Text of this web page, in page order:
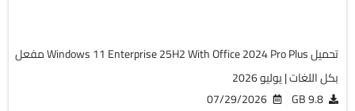
تحميل Windows 11 Enterprise 25H2 With Office 2024 Pro Plus مفعل
بكل اللغات | يوليو 2026
9.8 GB
07/29/2026